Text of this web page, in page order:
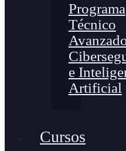
Programa
Técnico
e
Artificial
Cursos